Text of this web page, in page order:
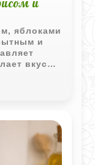
и
яблоками
и
вкус